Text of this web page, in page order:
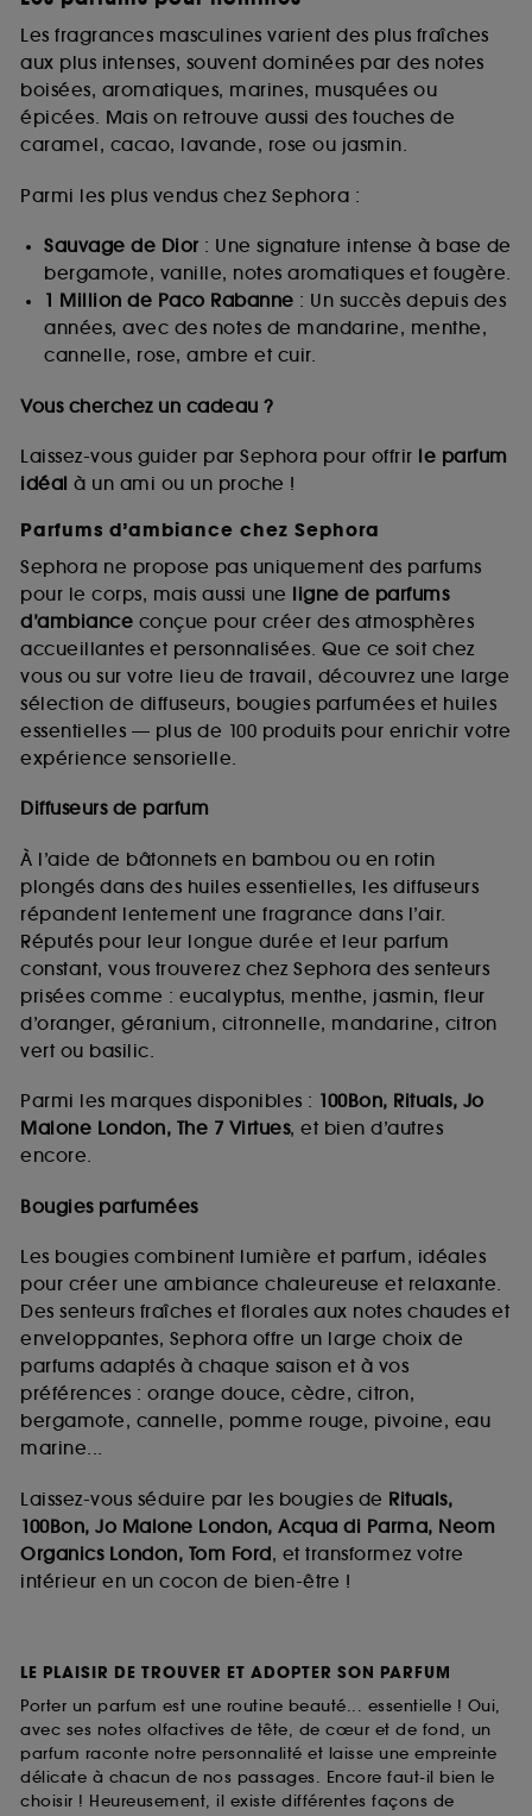
Les fragrances masculines varient des plus fraîches
aux plus intenses, souvent dominées par des notes
boisées, aromatiques, marines, musquées ou
épicées. Mais on retrouve aussi des touches de
caramel, cacao, lavande, rose ou jasmin.
Parmi les plus vendus chez Sephora :
Sauvage de Dior: Une signature intense à base de
bergamote, vanille, notes aromatiques et fougère.
1 Million de Paco Rabanne : Un succès depuis des
années, avec des notes de mandarine, menthe,
cannelle, rose, ambre et cuir.
Vous cherchez un cadeau ?
Laissez-vous guider par Sephora pour offrir le parfum
idéal à un ami ou un proche !
Parfums d’ambiance chez Sephora
Sephora ne propose pas uniquement des parfums
pour le corps, mais aussi une ligne de parfums
d’ambiance conçue pour créer des atmosphères
accueillantes et personnalisées. Que ce soit chez
vous ou sur votre lieu de travail, découvrez une large
sélection de diffuseurs, bougies parfumées et huiles
essentielles — plus de 100 produits pour enrichir votre
expérience sensorielle.
Diffuseurs de parfum
À l’aide de bâtonnets en bambou ou en rotin
plongés dans des huiles essentielles, les diffuseurs
répandent lentement une fragrance dans l’air.
Réputés pour leur longue durée et leur parfum
constant, vous trouverez chez Sephora des senteurs
prisées comme : eucalyptus, menthe, jasmin, fleur
d’oranger, géranium, citronnelle, mandarine, citron
vert ou basilic.
Parmi les marques disponibles : 100Bon, Rituals, Jo
Malone London, The 7 Virtues, et bien d’autres
encore.
Bougies parfumées
Les bougies combinent lumière et parfum, idéales
pour créer une ambiance chaleureuse et relaxante.
Des senteurs fraîches et florales aux notes chaudes et
enveloppantes, Sephora offre un large choix de
parfums adaptés à chaque saison et à vos
préférences : orange douce, cèdre, citron,
bergamote, cannelle, pomme rouge, pivoine, eau
marine...
Laissez-vous séduire par les bougies de Rituals,
100Bon, Jo Malone London, Acqua di Parma, Neom
Organics London, Tom Ford, et transformez votre
intérieur en un cocon de bien-être !
LE PLAISIR DE TROUVER ET ADOPTER SON PARFUM
Porter un parfum est une routine beauté... essentielle ! Oui,
avec ses notes olfactives de tête, de cœur et de fond, un
parfum raconte notre personnalité et laisse une empreinte
délicate à chacun de nos passages. Encore faut-il bien le
choisir ! Heureusement, il existe différentes façons de